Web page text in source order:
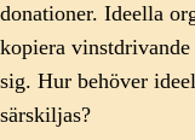
donationer. Ideella
kopiera
sig. Hur behöver
särskiljas?